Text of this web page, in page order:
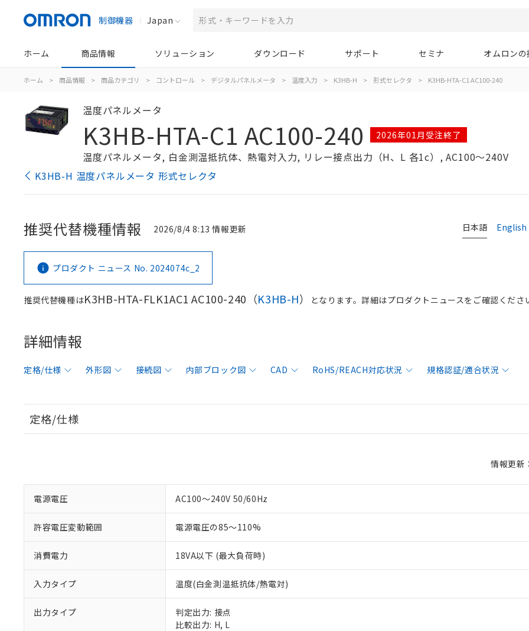
制御機器 Japan
ホーム 商品情報 ソリューション ダウンロード サポート セミナ オムロン
ホーム > 商品情報 > 商品カテゴリ > コントロール > デジタルパネルメータ > 温度入力 > K3HB-H > 形式セレクタ > K3HB-HTA-C1 AC100-240
温度パネルメータ
K3HB-HTA-C1 AC100-240 2026年01月受注終了
温度パネルメータ, 白金測温抵抗体、熱電対入力, リレー接点出力（H、L 各1c）, AC100～240V
K3HB-H 温度パネルメータ 形式セレクタ
日本語 English
推奨代替機種情報 2026/8/4 8:13 情報更新
プロダクト ニュース No. 2024074c_2
推奨代替機種はK3HB-HTA-FLK1AC1 AC100-240（K3HB-H） となります。詳細はプロダクトニュースをご確認くださ
詳細情報
定格/仕様 外形図 接続図 内部ブロック図 CAD RoHS/REACH対応状況 規格認証/適合状況
定格/仕様
情報更
電源電圧 AC100～240V 50/60Hz
許容電圧変動範囲 電源電圧の85～110%
消費電力 18VA以下 (最大負荷時)
入力タイプ 温度(白金測温抵抗体/熱電対)
出力タイプ
判定出力: 接点
比較出力: H, L